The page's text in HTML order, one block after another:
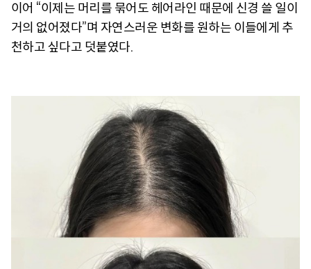
이어 “이제는 머리를 묶어도 헤어라인 때문에 신경 쓸 일이
거의 없어졌다”며 자연스러운 변화를 원하는 이들에게 추
천하고 싶다고 덧붙였다.